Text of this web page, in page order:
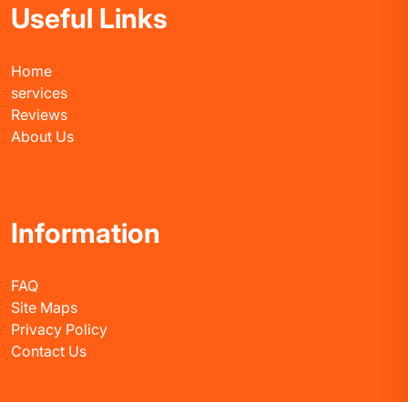
Useful Links
Home
services
Reviews
About Us
Information
FAQ
Site Maps
Privacy Policy
Contact Us